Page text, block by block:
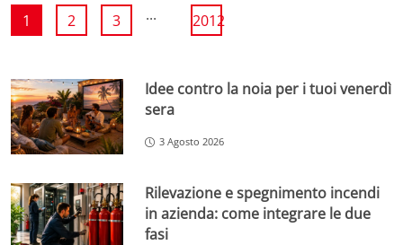
1 2 3 ... 2012
Idee contro la noia per i tuoi venerdì
sera
3 Agosto 2026
Rilevazione e spegnimento incendi
in azienda: come integrare le due
fasi